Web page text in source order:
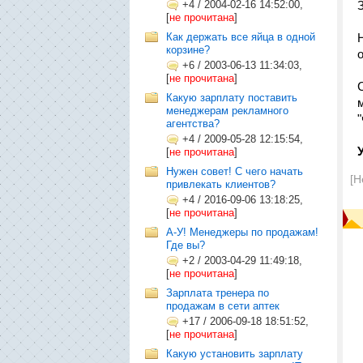
+4 / 2004-02-16 14:52:00,
[не прочитана]
Как держать все яйца в одной
корзине?
+6 / 2003-06-13 11:34:03,
[не прочитана]
Какую зарплату поставить
менеджерам рекламного
агентства?
+4 / 2009-05-28 12:15:54,
[не прочитана]
Нужен совет! С чего начать
привлекать клиентов?
+4 / 2016-09-06 13:18:25,
[не прочитана]
А-У! Менеджеры по продажам!
Где вы?
+2 / 2003-04-29 11:49:18,
[не прочитана]
Зарплата тренера по
продажам в сети аптек
+17 / 2006-09-18 18:51:52,
[не прочитана]
Какую установить зарплату